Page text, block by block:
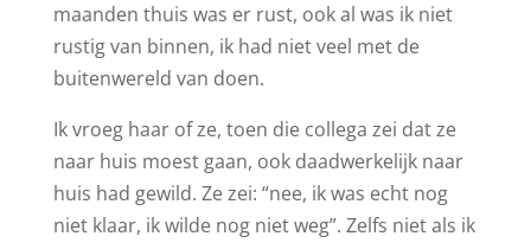
maanden thuis was er rust, ook al was ik niet
rustig van binnen, ik had niet veel met de
buitenwereld van doen.
Ik vroeg haar of ze, toen die collega zei dat ze
naar huis moest gaan, ook daadwerkelijk naar
huis had gewild. Ze zei: “nee, ik was echt nog
niet klaar, ik wilde nog niet weg”. Zelfs niet als ik